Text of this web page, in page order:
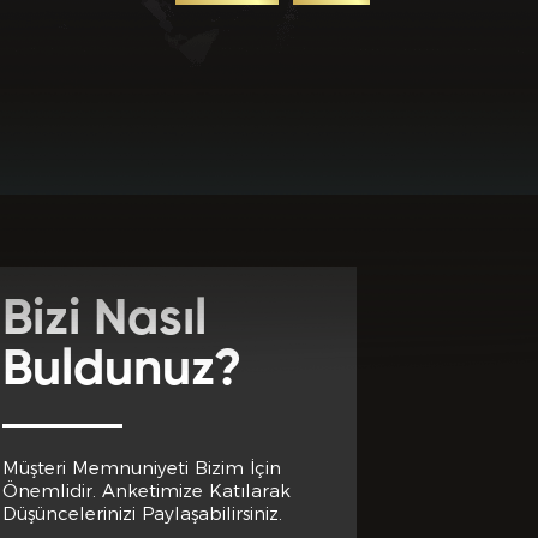
Bizi Nasıl
Buldunuz?
Müşteri Memnuniyeti Bizim İçin
Önemlidir. Anketimize Katılarak
Düşüncelerinizi Paylaşabilirsiniz.